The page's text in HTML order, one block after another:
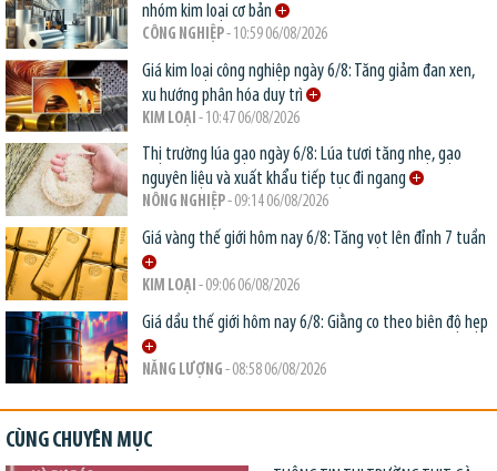
nhóm kim loại cơ bản
CÔNG NGHIỆP- 10:59 06/08/2026
Giá kim loại công nghiệp ngày 6/8: Tăng giảm đan xen,
xu hướng phân hóa duy trì
KIM LOẠI - 10:47 06/08/2026
Thị trường lúa gạo ngày 6/8: Lúa tươi tăng nhẹ, gạo
nguyên liệu và xuất khẩu tiếp tục đi ngang
NÔNG NGHIỆP- 09:14 06/08/2026
Giá vàng thế giới hôm nay 6/8: Tăng vọt lên đỉnh 7 tuần
KIM LOẠI - 09:06 06/08/2026
Giá dầu thế giới hôm nay 6/8: Giằng co theo biên độ hẹp
NĂNG LƯỢNG - 08:58 06/08/2026
CÙNG CHUYÊN MỤC